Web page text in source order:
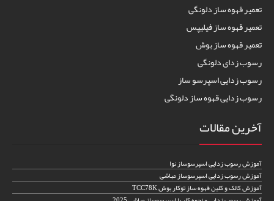
تعمیر قهوه ساز دلونگی
تعمیر قهوه ساز فیلیپس
تعمیر قهوه ساز بوش
رسوب زدای دلونگی
رسوب زدایی اسپرسو ساز
رسوب زدایی قهوه ساز دلونگی
آخرین مقالات
آموزش رسوب زدایی اسپرسوساز نوا
آموزش رسوب زدایی اسپرسوساز مباشی
آموزش کالک و کلین قهوه ساز توکار بوش TCC78K